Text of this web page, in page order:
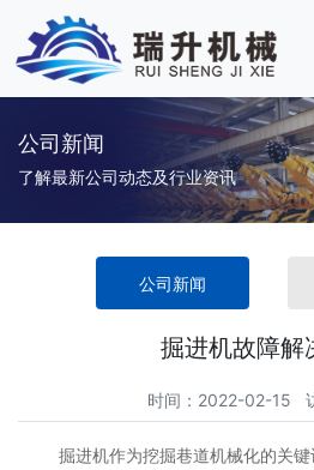
公司新闻
了解最新公司动态及行业资讯
公司新闻
掘进机故障解
时间：2022-02-15
掘进机作为挖掘巷道机械化的关